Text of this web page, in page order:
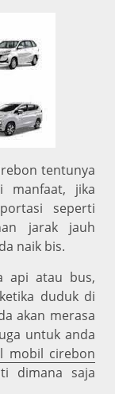
tentunya
manfaat, jika
seperti
jarak jauh
naik bis.
api atau bus,
duduk di
akan merasa
untuk anda
mobil cirebon
dimana saja